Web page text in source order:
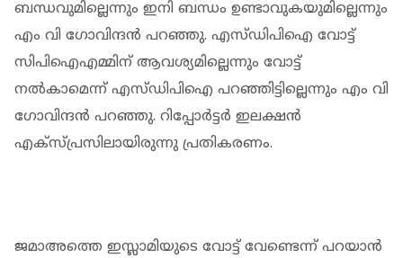
ബന്ധവുമില്ലെന്നും ഇനി ബന്ധം ഉണ്ടാവുകയുമില്ലെന്നും
എം വി ഗോവിന്ദന്‍ പറഞ്ഞു. എസ്ഡിപിഐ വോട്ട്
സിപിഐഎമ്മിന് ആവശ്യമില്ലെന്നും വോട്ട്
നല്‍കാമെന്ന് എസ്ഡിപിഐ പറഞ്ഞിട്ടില്ലെന്നും എം വി
ഗോവിന്ദന്‍ പറഞ്ഞു. റിപ്പോര്‍ട്ടര്‍ ഇലക്ഷന്‍
എക്‌സ്പ്രസിലായിരുന്നു പ്രതികരണം.
ജമാഅത്തെ ഇസ്ലാമിയുടെ വോട്ട് വേണ്ടെന്ന് പറയാന്‍